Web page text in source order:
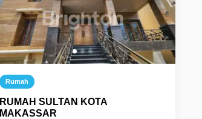
Rumah
RUMAH SULTAN KOTA
MAKASSAR